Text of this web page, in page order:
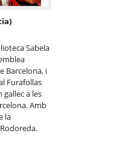
Sabela
Barcelona, i
Furafollas
a les
Amb
la